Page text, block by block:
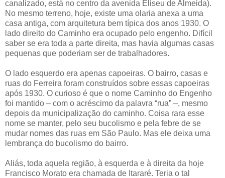
canalizado, está no centro da avenida Eliseu de Almeida).
No mesmo terreno, hoje, existe uma olaria anexa a uma
casa antiga, com arquitetura bem típica dos anos 1930. O
lado direito do Caminho era ocupado pelo engenho. Difícil
saber se era toda a parte direita, mas havia algumas casas
pequenas que poderiam ser de trabalhadores.
O lado esquerdo era apenas capoeiras. O bairro, casas e
ruas do Ferreira foram construídos sobre essas capoeiras
após 1930. O curioso é que o nome Caminho do Engenho
foi mantido – com o acréscimo da palavra “rua” –, mesmo
depois da municipalização do caminho. Coisa rara esse
nome se manter, pelo seu bucolismo e pela febre de se
mudar nomes das ruas em São Paulo. Mas ele deixa uma
lembrança do bucolismo do bairro.
Aliás, toda aquela região, à esquerda e à direita da hoje
Francisco Morato era chamada de Itararé. Teria o tal